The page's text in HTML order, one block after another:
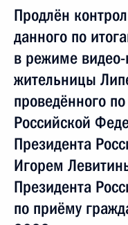
Продлён
данного по
в режиме
жительницы
проведённого
Российской
Президента
Игорем
Президента
по приёму